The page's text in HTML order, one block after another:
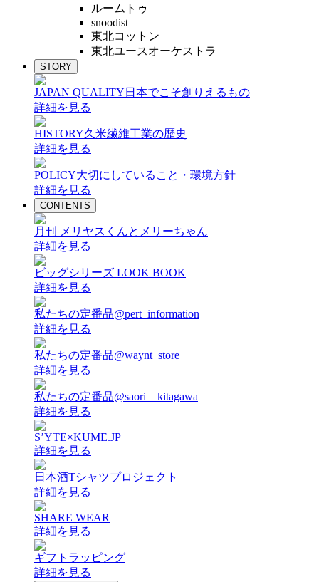
ルームトゥ
snoodist
東北コットン
東北ユースオーケストラ
STORY
JAPAN QUALITY 日本でこそ創りえるもの
詳細を見る
HISTORY久米繊維工業の歴史
詳細を見る
POLICY大切にしていること・環境方針
詳細を見る
CONTENTS
月刊 メリヤスくんとメリーちゃん
詳細を見る
ビッグシリーズ LOOK BOOK
詳細を見る
私たちの定番品@pert_information
詳細を見る
私たちの定番品@waynt_store
詳細を見る
私たちの定番品@saori__kitagawa
詳細を見る
S’YTE×KUME.JP
詳細を見る
日本酒Tシャツプロジェクト
詳細を見る
SHARE WEAR
詳細を見る
ギフトラッピング
詳細を見る